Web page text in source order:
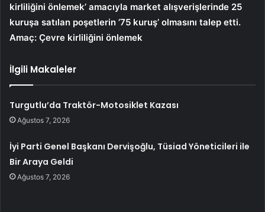
kirliliğini önlemek’ amacıyla market alışverişlerinde 25
kuruşa satılan poşetlerin ’75 kuruş’ olmasını talep etti.
Amaç: Çevre kirliliğini önlemek
İlgili Makaleler
Turgutlu’da Traktör-Motosiklet Kazası
Ağustos 7, 2026
İyi Parti Genel Başkanı Dervişoğlu, Tüsiad Yöneticileri ile
Bir Araya Geldi
Ağustos 7, 2026